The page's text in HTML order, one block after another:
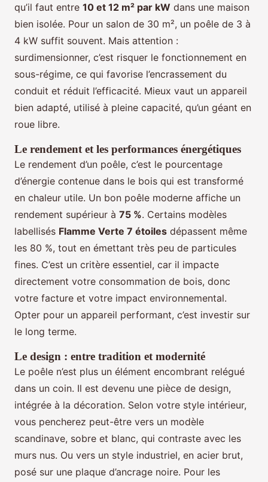
qu’il faut entre 10 et 12 m² par kW dans une maison
bien isolée. Pour un salon de 30 m², un poêle de 3 à
4 kW suffit souvent. Mais attention :
surdimensionner, c’est risquer le fonctionnement en
sous-régime, ce qui favorise l’encrassement du
conduit et réduit l’efficacité. Mieux vaut un appareil
bien adapté, utilisé à pleine capacité, qu’un géant en
roue libre.
Le rendement et les performances énergétiques
Le rendement d’un poêle, c’est le pourcentage
d’énergie contenue dans le bois qui est transformé
en chaleur utile. Un bon poêle moderne affiche un
rendement supérieur à 75 %. Certains modèles
labellisés Flamme Verte 7 étoiles dépassent même
les 80 %, tout en émettant très peu de particules
fines. C’est un critère essentiel, car il impacte
directement votre consommation de bois, donc
votre facture et votre impact environnemental.
Opter pour un appareil performant, c’est investir sur
le long terme.
Le design : entre tradition et modernité
Le poêle n’est plus un élément encombrant relégué
dans un coin. Il est devenu une pièce de design,
intégrée à la décoration. Selon votre style intérieur,
vous pencherez peut-être vers un modèle
scandinave, sobre et blanc, qui contraste avec les
murs nus. Ou vers un style industriel, en acier brut,
posé sur une plaque d’ancrage noire. Pour les